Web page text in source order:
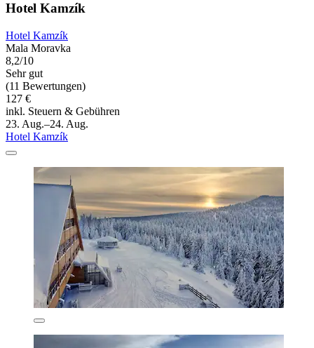
Hotel Kamzík
Hotel Kamzík
Mala Moravka
8,2/10
Sehr gut
(11 Bewertungen)
127 €
inkl. Steuern & Gebühren
23. Aug.–24. Aug.
Hotel Kamzík